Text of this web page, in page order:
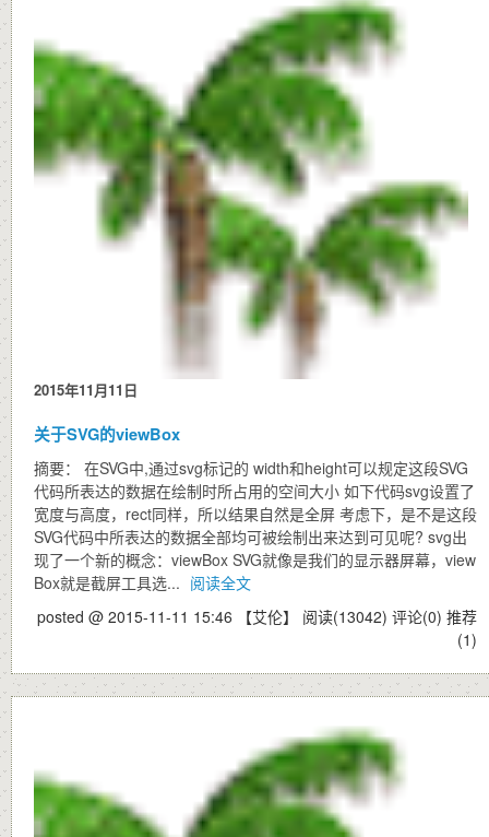
2015年11月11日
关于SVG的viewBox
摘要： 在SVG中,通过svg标记的 width和height可以规定这段SVG
代码所表达的数据在绘制时所占用的空间大小 如下代码svg设置了
宽度与高度，rect同样，所以结果自然是全屏 考虑下，是不是这段
SVG代码中所表达的数据全部均可被绘制出来达到可见呢? svg出
现了一个新的概念：viewBox SVG就像是我们的显示器屏幕，view
Box就是截屏工具选... 阅读全文
posted @ 2015-11-11 15:46 【艾伦】 阅读(13042) 评论(0) 推荐
(1)